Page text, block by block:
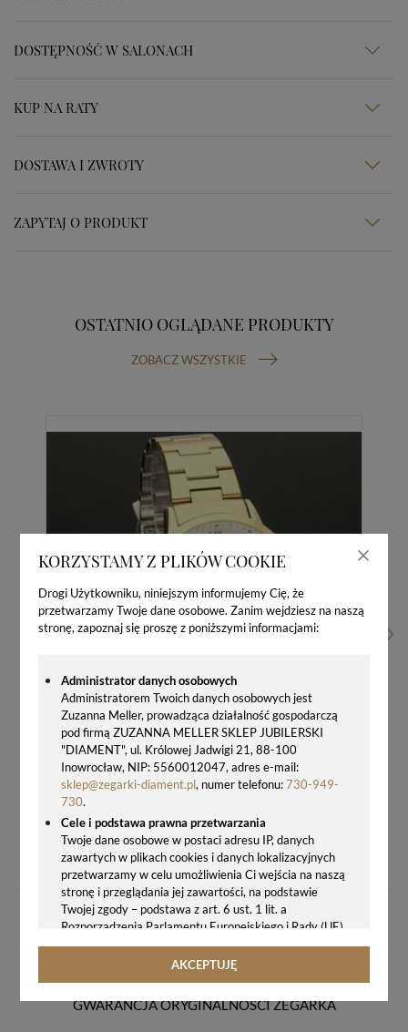
KORZYSTAMY Z PLIKÓW COOKIE
Drogi Użytkowniku, niniejszym informujemy Cię, że
przetwarzamy Twoje dane osobowe. Zanim wejdziesz na naszą
stronę, zapoznaj się proszę z poniższymi informacjami:
Administrator danych osobowych
Administratorem Twoich danych osobowych jest
Zuzanna Meller, prowadząca działalność gospodarczą
pod firmą ZUZANNA MELLER SKLEP JUBILERSKI
"DIAMENT", ul. Królowej Jadwigi 21, 88-100
Inowrocław, NIP: 5560012047, adres e-mail:
sklep@zegarki-diament.pl, numer telefonu:730-949-
730.
Cele i podstawa prawna przetwarzania
Twoje dane osobowe w postaci adresu IP, danych
zawartych w plikach cookies i danych lokalizacyjnych
przetwarzamy w celu umożliwienia Ci wejścia na naszą
stronę i przeglądania jej zawartości, na podstawie
Twojej zgody – podstawa z art. 6 ust. 1 lit. a
Rozporządzenia Parlamentu Europejskiego i Rady (UE)
2016/679 z 27.04.2016 r. w sprawie ochrony osób
fizycznych w związku z przetwarzaniem danych
rozporządzenie o ochronie danych, tj. RODO).
AKCEPTUJĘ
DOSTĘPNOŚĆ W SALONACH
KUP NA RATY
DOSTAWA I ZWROTY
ZAPYTAJ O PRODUKT
OSTATNIO OGLĄDANE PRODUKTY
ZOBACZ WSZYSTKIE
ZEGAREK DAMSKI QQ AA37-007
245,00 zł
GWARANCJA ORYGINALNOŚCI ZEGARKA